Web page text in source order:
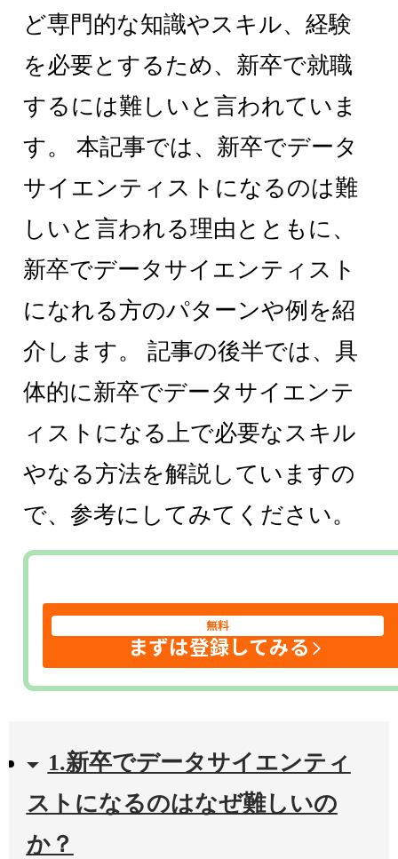
ど専門的な知識やスキル、経験
を必要とするため、新卒で就職
するには難しいと言われていま
す。 本記事では、新卒でデータ
サイエンティストになるのは難
しいと言われる理由とともに、
新卒でデータサイエンティスト
になれる方のパターンや例を紹
介します。 記事の後半では、具
体的に新卒でデータサイエンテ
ィストになる上で必要なスキル
やなる方法を解説していますの
で、参考にしてみてください。
無料
まずは登録してみる
1.新卒でデータサイエンティ
ストになるのはなぜ難しいの
か？